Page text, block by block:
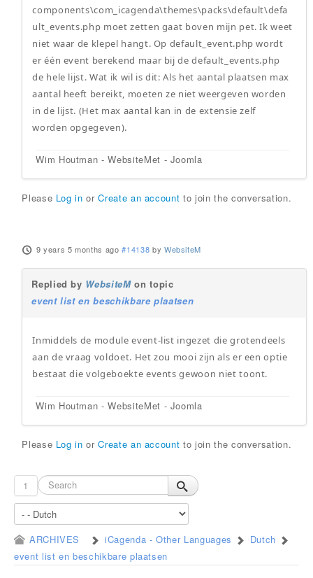
components\com_icagenda\themes\packs\default\defa
ult_events.php moet zetten gaat boven mijn pet. Ik weet
niet waar de klepel hangt. Op default_event.php wordt
er één event berekend maar bij de default_events.php
de hele lijst. Wat ik wil is dit: Als het aantal plaatsen max
aantal heeft bereikt, moeten ze niet weergeven worden
in de lijst. (Het max aantal kan in de extensie zelf
worden opgegeven).
Wim Houtman - WebsiteMet - Joomla
Please Log in orCreate an account to join the conversation.
9 years 5 months ago #14138 by WebsiteM
Replied by WebsiteMon topic
event list en beschikbare plaatsen
Inmiddels de module event-list ingezet die grotendeels
aan de vraag voldoet. Het zou mooi zijn als er een optie
bestaat die volgeboekte events gewoon niet toont.
Wim Houtman - WebsiteMet - Joomla
Please Log in orCreate an account to join the conversation.
1
ARCHIVES iCagenda - Other Languages
Dutch
event list en beschikbare plaatsen